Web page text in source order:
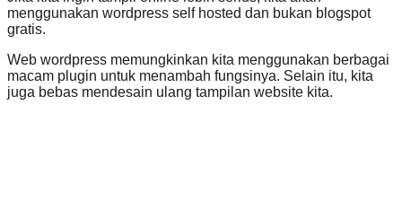
menggunakan wordpress self hosted dan bukan blogspot
gratis.
Web wordpress memungkinkan kita menggunakan berbagai
macam plugin untuk menambah fungsinya. Selain itu, kita
juga bebas mendesain ulang tampilan website kita.